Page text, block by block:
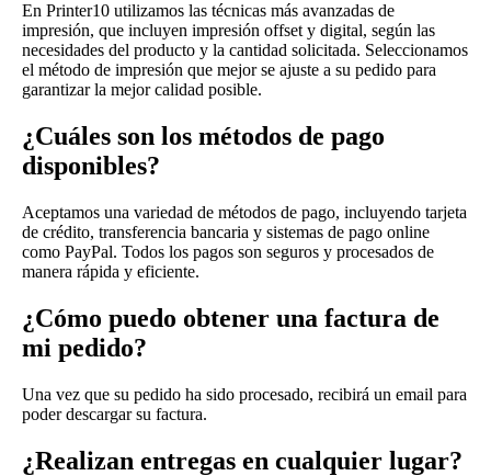
En Printer10 utilizamos las técnicas más avanzadas de
impresión, que incluyen impresión offset y digital, según las
necesidades del producto y la cantidad solicitada. Seleccionamos
el método de impresión que mejor se ajuste a su pedido para
garantizar la mejor calidad posible.
¿Cuáles son los métodos de pago
disponibles?
Aceptamos una variedad de métodos de pago, incluyendo tarjeta
de crédito, transferencia bancaria y sistemas de pago online
como PayPal. Todos los pagos son seguros y procesados de
manera rápida y eficiente.
¿Cómo puedo obtener una factura de
mi pedido?
Una vez que su pedido ha sido procesado, recibirá un email para
poder descargar su factura.
¿Realizan entregas en cualquier lugar?